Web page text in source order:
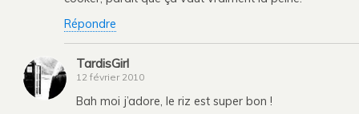
Répondre
TardisGirl
12 février 2010
Bah moi j’adore, le riz est super bon !